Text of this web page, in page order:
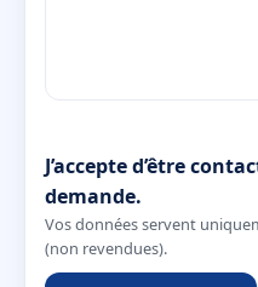
J’accepte d’être
demande.
Vos données servent
(non revendues).